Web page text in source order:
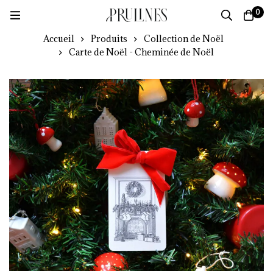
0
Accueil Produits
Collection de Noël
Carte de Noël - Cheminée de Noël